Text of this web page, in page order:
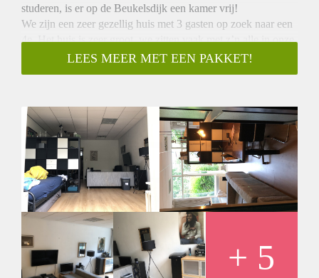
studeren, is er op de Beukelsdijk een kamer vrij!
We zijn een zeer gezellig huis met 3 gasten op zoek naar een
4e. Het huis is zeer groot, we zitten vaak met z’n alle in onze
grote tuin of op ons dakterras.
We wonen op ongeveer 5 minuten fietsen van Rotterdam
De kamer is 31 m2 en is direct gelegen aan de tuin.
Mocht je geïnteresseerd zijn of iemand weten stuur me dan
een pm
LEES MEER MET EEN PAKKET!
+ 5